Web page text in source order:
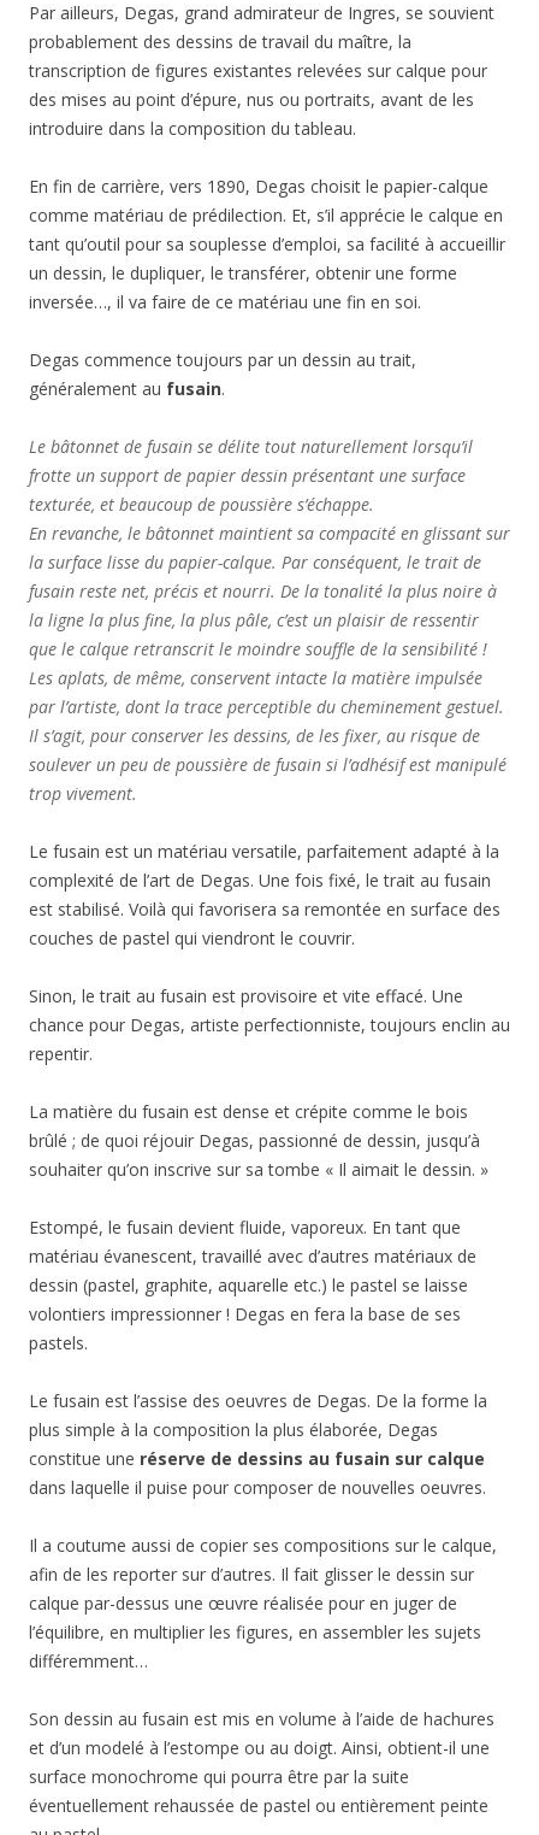
Par ailleurs, Degas, grand admirateur de Ingres, se souvient
probablement des dessins de travail du maître, la
transcription de figures existantes relevées sur calque pour
des mises au point d’épure, nus ou portraits, avant de les
introduire dans la composition du tableau.
En fin de carrière, vers 1890, Degas choisit le papier-calque
comme matériau de prédilection. Et, s’il apprécie le calque en
tant qu’outil pour sa souplesse d’emploi, sa facilité à accueillir
un dessin, le dupliquer, le transférer, obtenir une forme
inversée…, il va faire de ce matériau une fin en soi.
Degas commence toujours par un dessin au trait,
généralement au fusain.
Le bâtonnet de fusain se délite tout naturellement lorsqu’il
frotte un support de papier dessin présentant une surface
texturée, et beaucoup de poussière s’échappe.
En revanche, le bâtonnet maintient sa compacité en glissant sur
la surface lisse du papier-calque. Par conséquent, le trait de
fusain reste net, précis et nourri. De la tonalité la plus noire à
la ligne la plus fine, la plus pâle, c’est un plaisir de ressentir
que le calque retranscrit le moindre souffle de la sensibilité !
Les aplats, de même, conservent intacte la matière impulsée
par l’artiste, dont la trace perceptible du cheminement gestuel.
Il s’agit, pour conserver les dessins, de les fixer, au risque de
soulever un peu de poussière de fusain si l’adhésif est manipulé
trop vivement.
Le fusain est un matériau versatile, parfaitement adapté à la
complexité de l’art de Degas. Une fois fixé, le trait au fusain
est stabilisé. Voilà qui favorisera sa remontée en surface des
couches de pastel qui viendront le couvrir.
Sinon, le trait au fusain est provisoire et vite effacé. Une
chance pour Degas, artiste perfectionniste, toujours enclin au
repentir.
La matière du fusain est dense et crépite comme le bois
brûlé ; de quoi réjouir Degas, passionné de dessin, jusqu’à
souhaiter qu’on inscrive sur sa tombe « Il aimait le dessin. »
Estompé, le fusain devient fluide, vaporeux. En tant que
matériau évanescent, travaillé avec d’autres matériaux de
dessin (pastel, graphite, aquarelle etc.) le pastel se laisse
volontiers impressionner ! Degas en fera la base de ses
pastels.
Le fusain est l’assise des oeuvres de Degas. De la forme la
plus simple à la composition la plus élaborée, Degas
constitue une réserve de dessins au fusain sur calque
dans laquelle il puise pour composer de nouvelles oeuvres.
Il a coutume aussi de copier ses compositions sur le calque,
afin de les reporter sur d’autres. Il fait glisser le dessin sur
calque par-dessus une œuvre réalisée pour en juger de
l’équilibre, en multiplier les figures, en assembler les sujets
différemment…
Son dessin au fusain est mis en volume à l’aide de hachures
et d’un modelé à l’estompe ou au doigt. Ainsi, obtient-il une
surface monochrome qui pourra être par la suite
éventuellement rehaussée de pastel ou entièrement peinte